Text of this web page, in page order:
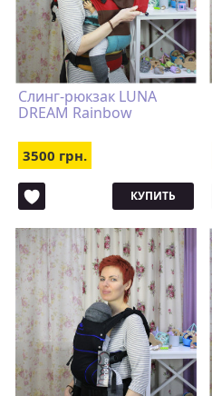
Слинг-рюкзак LUNA
DREAM Rainbow
3500 грн.
КУПИТЬ